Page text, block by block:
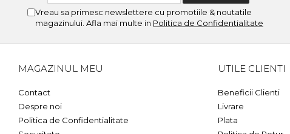
Vreau sa primesc newslettere cu promotiile & noutatile
magazinului. Afla mai multe in Politica de Confidentialitate
MAGAZINUL MEU
Contact
Despre noi
Politica de Confidentialitate
UTILE CLIENTI
Beneficii Clienti
Livrare
Plata